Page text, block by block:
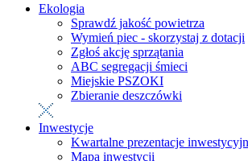
Ekologia
Sprawdź jakość powietrza
Wymień piec - skorzystaj z dotacji
Zgłoś akcję sprzątania
ABC segregacji śmieci
Miejskie PSZOKI
Zbieranie deszczówki
Inwestycje
Kwartalne prezentacje
Mapa inwestycji